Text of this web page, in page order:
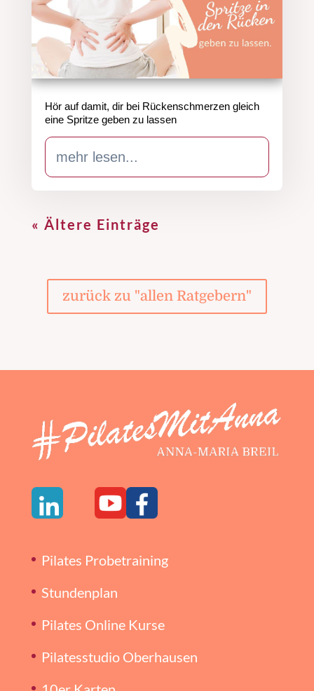
Hör auf damit, dir bei Rückenschmerzen gleich
eine Spritze geben zu lassen
mehr lesen...
« Ältere Einträge
zurück zu "allen Ratgebern"
Pilates Probetraining
Stundenplan
Pilates Online Kurse
Pilatesstudio Oberhausen